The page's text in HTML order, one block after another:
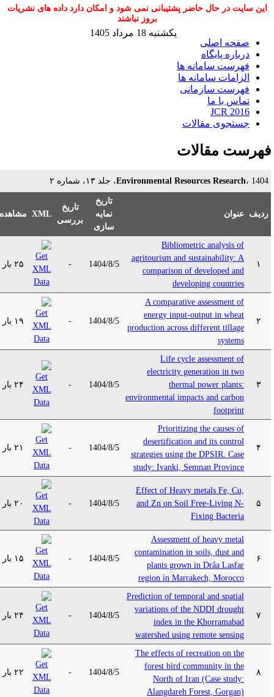
این سایت در حال حاضر پشتیبانی نمی شود و امکان دارد داده های نشریات
بروز نباشند
صفحه اصلی
درباره پایگاه
فهرست سامانه ها
الزامات سامانه ها
فهرست سازمانی
تماس با ما
JCR 2016
جستجوی مقالات
یکشنبه 18 مرداد 1405
مقالات
Environmental Resources Research ، 1404، جلد ۱۳، شماره ۲
ردیف عنوان
تاریخ
نمایه
سازی
تاریخ
بررسی
XML مشاهده
Bibliometric analysis of
agritourism and sustainability: A
comparison of developed and
developing countries
1404/8/5 ۲۵ بار
A comparative assessment of
energy input-output in wheat
production across different tillage
systems
1404/8/5 ۱۹ بار
Life cycle assessment of
electricity generation in two
thermal power plants:
environmental impacts and carbon
footprint
1404/8/5 ۲۴ بار
Prioritizing the causes of
desertification and its control
strategies using the DPSIR. Case
study: Ivanki, Semnan Province
1404/8/5 ۲۱ بار
Effect of Heavy metals Fe, Cu,
and Zn on Soil Free-Living N-
Fixing Bacteria
1404/8/5 ۲۰ بار
Assessment of heavy metal
contamination in soils, dust and
plants grown in Drâa Lasfar
region in Marrakech, Morocco
1404/8/5 ۱۵ بار
Prediction of temporal and spatial
variations of the NDDI drought
index in the Khorramabad
watershed using remote sensing
1404/8/5 ۲۴ بار
The effects of recreation on the
forest bird community in the
North of Iran (Case study:
Alangdareh Forest, Gorgan)
1404/8/5 ۲۲ بار